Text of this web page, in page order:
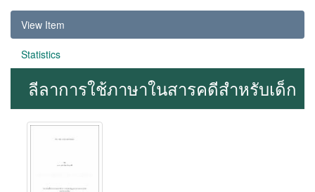
View Item
Statistics
ลีลาการใช้ภาษาในสารคดีสำหรับเด็ก